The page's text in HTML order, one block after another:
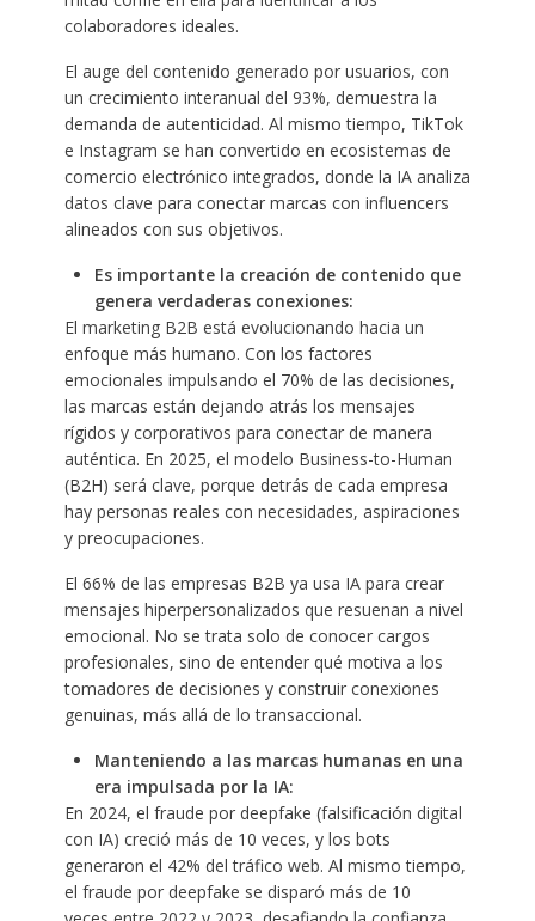
colaboradores ideales.
El auge del contenido generado por usuarios, con
un crecimiento interanual del 93%, demuestra la
demanda de autenticidad. Al mismo tiempo, TikTok
e Instagram se han convertido en ecosistemas de
comercio electrónico integrados, donde la IA analiza
datos clave para conectar marcas con influencers
alineados con sus objetivos.
Es importante la creación de contenido que
genera verdaderas conexiones:
El marketing B2B está evolucionando hacia un
enfoque más humano. Con los factores
emocionales impulsando el 70% de las decisiones,
las marcas están dejando atrás los mensajes
rígidos y corporativos para conectar de manera
auténtica. En 2025, el modelo Business-to-Human
(B2H) será clave, porque detrás de cada empresa
hay personas reales con necesidades, aspiraciones
y preocupaciones.
El 66% de las empresas B2B ya usa IA para crear
mensajes hiperpersonalizados que resuenan a nivel
emocional. No se trata solo de conocer cargos
profesionales, sino de entender qué motiva a los
tomadores de decisiones y construir conexiones
genuinas, más allá de lo transaccional.
Manteniendo a las marcas humanas en una
era impulsada por la IA:
En 2024, el fraude por deepfake (falsificación digital
con IA) creció más de 10 veces, y los bots
generaron el 42% del tráfico web. Al mismo tiempo,
el fraude por deepfake se disparó más de 10